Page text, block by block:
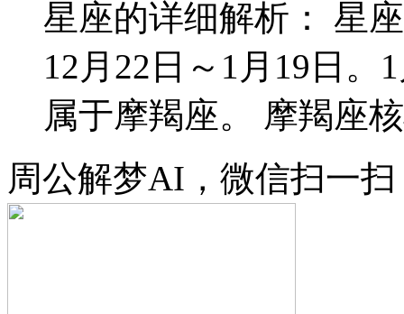
星座的详细解析： 星
12月22日～1月19日。
属于摩羯座。 摩羯座
周公解梦AI，微信扫一扫